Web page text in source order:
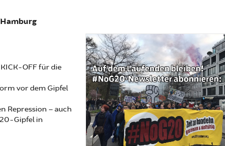
OFF für die
vor dem Gipfel
Repression – auch
Gipfel in